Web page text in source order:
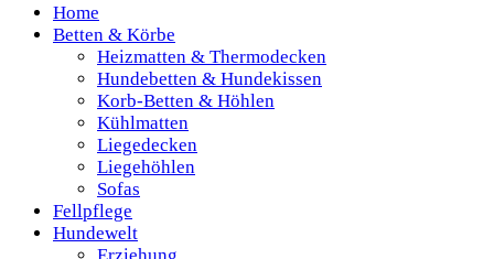
Home
Betten & Körbe
Heizmatten & Thermodecken
Hundebetten & Hundekissen
Korb-Betten & Höhlen
Kühlmatten
Liegedecken
Liegehöhlen
Sofas
Fellpflege
Hundewelt
Erziehung